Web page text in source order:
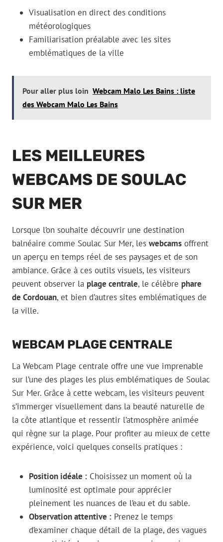
Visualisation en direct des conditions
météorologiques
Familiarisation préalable avec les sites
emblématiques de la ville
Pour aller plus loin Webcam Malo Les Bains : liste
des Webcam Malo Les Bains
LES MEILLEURES
WEBCAMS DE SOULAC
SUR MER
Lorsque l’on souhaite découvrir une destination
balnéaire comme Soulac Sur Mer, les webcams offrent
un aperçu en temps réel de ses paysages et de son
ambiance. Grâce à ces outils visuels, les visiteurs
peuvent observer la plage centrale, le célèbre phare
de Cordouan, et bien d’autres sites emblématiques de
la ville.
WEBCAM PLAGE CENTRALE
La Webcam Plage centrale offre une vue imprenable
sur l’une des plages les plus emblématiques de Soulac
Sur Mer. Grâce à cette webcam, les visiteurs peuvent
s’immerger visuellement dans la beauté naturelle de
la côte atlantique et ressentir l’atmosphère animée
qui règne sur la plage. Pour profiter au mieux de cette
expérience, voici quelques conseils pratiques :
Position idéale : Choisissez un moment où la
luminosité est optimale pour apprécier
pleinement les nuances de l’eau et du sable.
Observation attentive : Prenez le temps
d’examiner chaque détail de la plage, des vagues